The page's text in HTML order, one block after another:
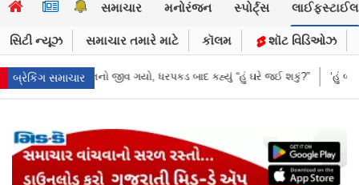
સમાચાર મનોરંજન સ્પોર્ટ્સ લાઈફસ્ટાઈલ
સિટી ન્યૂઝ સમાચાર તમારે માટે કૉલમ શૉટ વિડિઓઝ
બ્રેકિંગ સમાચાર
કહ્યું “હું ઘરે જઈ શકું?” ‘હું બાબા બાગેશ્વર નથી...’: IIT દિલ્હીમાં વિદ્યાર્થીઓ